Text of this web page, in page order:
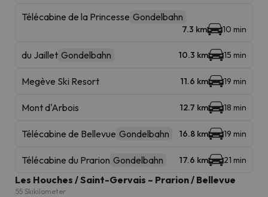
Télécabine de la Princesse Gondelbahn
7.3 km 10 min
du Jaillet Gondelbahn 10.3 km 15 min
Megève Ski Resort 11.6 km 19 min
Mont d'Arbois 12.7 km 18 min
Télécabine de Bellevue Gondelbahn 16.8 km 19 min
Télécabine du Prarion Gondelbahn 17.6 km 21 min
Les Houches / Saint-Gervais – Prarion / Bellevue
55 Skikilometer